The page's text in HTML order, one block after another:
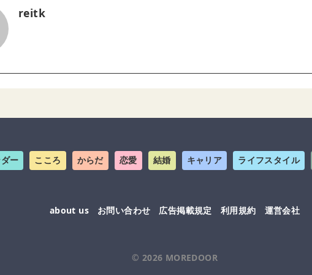
reitk
ー こころ からだ 恋愛 結婚 キャリア ライフスタイル
about us お問い合わせ 広告掲載規定 利用規約 運営会社
© 2026 MOREDOOR